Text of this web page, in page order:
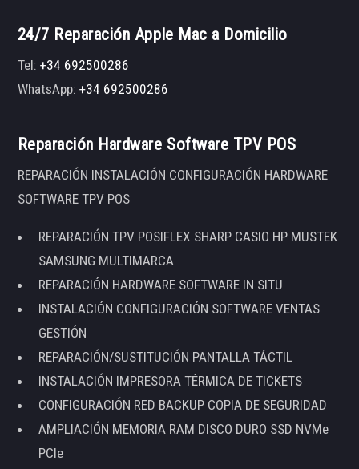
24/7 Reparación Apple Mac a Domicilio
Tel:+34 692500286
WhatsApp:+34 692500286
Reparación Hardware Software TPV POS
REPARACIÓN INSTALACIÓN CONFIGURACIÓN HARDWARE
SOFTWARE TPV POS
REPARACIÓN TPV POSIFLEX SHARP CASIO HP MUSTEK
SAMSUNG MULTIMARCA
REPARACIÓN HARDWARE SOFTWARE IN SITU
INSTALACIÓN CONFIGURACIÓN SOFTWARE VENTAS
GESTIÓN
REPARACIÓN/SUSTITUCIÓN PANTALLA TÁCTIL
INSTALACIÓN IMPRESORA TÉRMICA DE TICKETS
CONFIGURACIÓN RED BACKUP COPIA DE SEGURIDAD
AMPLIACIÓN MEMORIA RAM DISCO DURO SSD NVMe
PCIe